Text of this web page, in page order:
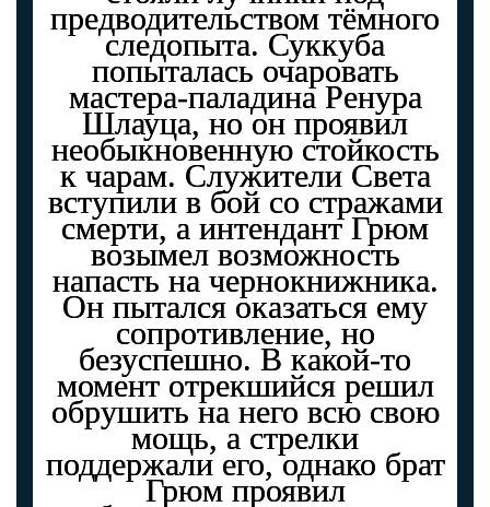
предводительством тёмного
следопыта. Суккуба
попыталась очаровать
мастера-паладина Ренура
Шлауца, но он проявил
необыкновенную стойкость
к чарам. Служители Света
вступили в бой со стражами
смерти, а интендант Грюм
возымел возможность
напасть на чернокнижника.
Он пытался оказаться ему
сопротивление, но
безуспешно. В какой-то
момент отрекшийся решил
обрушить на него всю свою
мощь, а стрелки
поддержали его, однако брат
Грюм проявил